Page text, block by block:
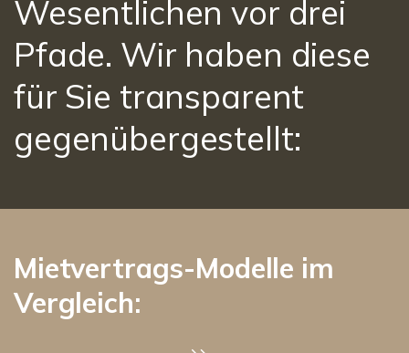
Wesentlichen vor drei
Pfade. Wir haben diese
für Sie transparent
gegenübergestellt:
Mietvertrags-Modelle im
Vergleich: